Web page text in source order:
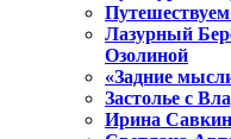
Лазурный
Озолиной
«Задние
Застолье с
Ирина